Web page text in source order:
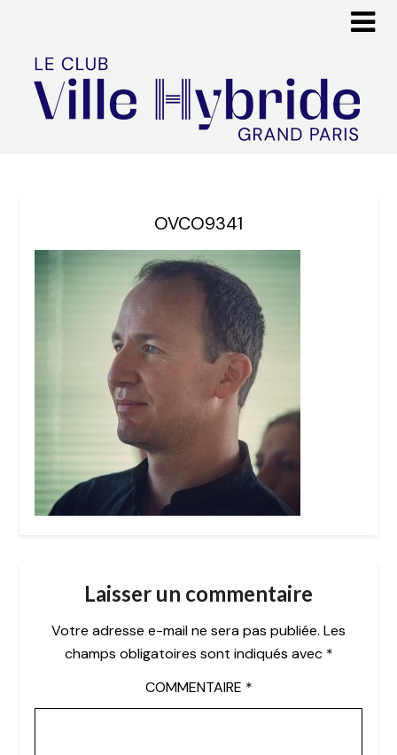
OVCO9341
Laisser un commentaire
Votre adresse e-mail ne sera pas publiée. Les
champs obligatoires sont indiqués avec *
COMMENTAIRE *